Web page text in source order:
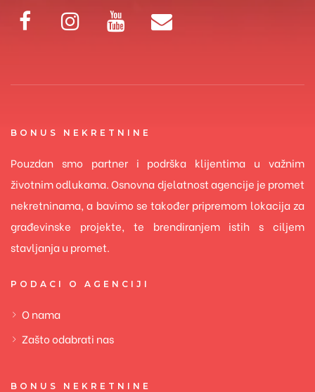
BONUS NEKRETNINE
Pouzdan smo partner i podrška klijentima u važnim
životnim odlukama. Osnovna djelatnost agencije je promet
nekretninama, a bavimo se također pripremom lokacija za
građevinske projekte, te brendiranjem istih s ciljem
stavljanja u promet.
PODACI O AGENCIJI
O nama
Zašto odabrati nas
BONUS NEKRETNINE